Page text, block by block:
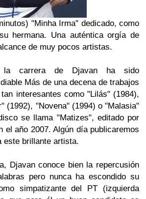
"Minha Irma" dedicado, como
hermana. Una auténtica orgía de
de muy pocos artistas.
la carrera de Djavan ha sido
Más de una decena de trabajos
interesantes como "Lilás" (1984),
(1992), "Novena"(1994) o"Malasia"
se llama "Matizes", editado por
el año 2007. Algún día publicaremos
este brillante artista.
Djavanconoce bien la repercusión
pero nunca ha escondido su
simpatizante del PT (izquierda